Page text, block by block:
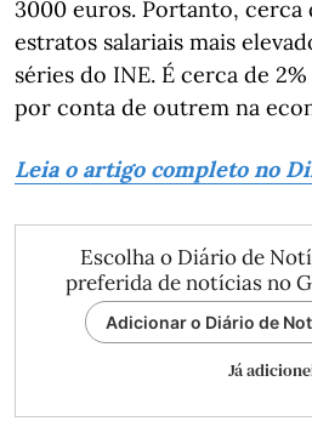
3000 euros. Portanto, cerca
estratos salariais mais
séries do INE. É cerca de
por conta de outrem na
Leia o artigo completo no
Escolha o Diário de
preferida de notícias no
Adicionar o Diário de
Já